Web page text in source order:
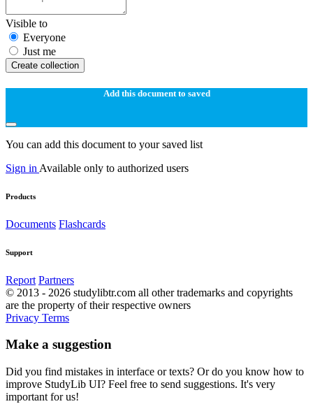
Visible to
Everyone
Just me
Create collection
Add this document to saved
You can add this document to your saved list
Sign in Available only to authorized users
Products
Documents Flashcards
Support
Report Partners
© 2013 - 2026 studylibtr.com all other trademarks and copyrights
are the property of their respective owners
Privacy Terms
Make a suggestion
Did you find mistakes in interface or texts? Or do you know how to
improve StudyLib UI? Feel free to send suggestions. It's very
important for us!